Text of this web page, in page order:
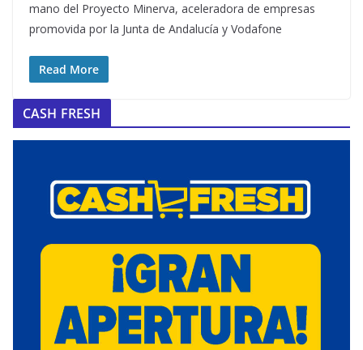
mano del Proyecto Minerva, aceleradora de empresas
promovida por la Junta de Andalucía y Vodafone
Read More
CASH FRESH